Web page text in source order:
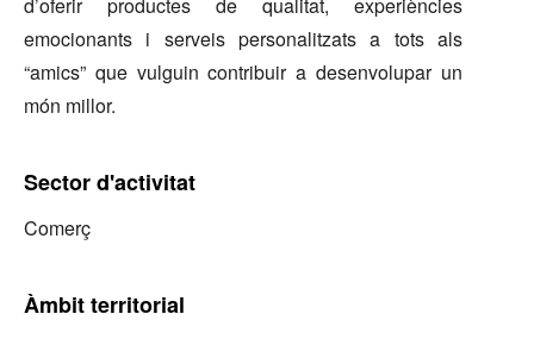
emocionants i serveis personalitzats a tots als
“amics” que vulguin contribuir a desenvolupar un
món millor.
Sector d'activitat
Comerç
Àmbit territorial